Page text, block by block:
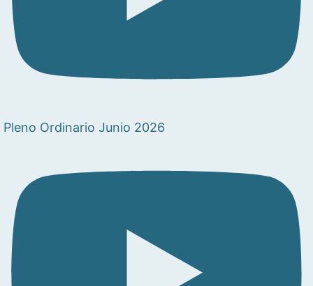
Pleno Ordinario Junio 2026